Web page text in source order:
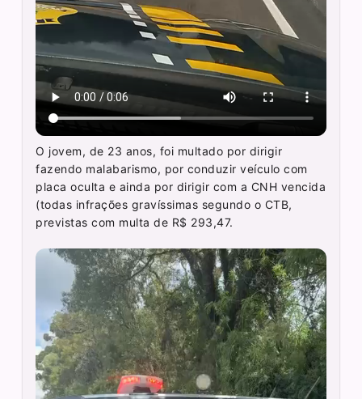
O jovem, de 23 anos, foi multado por dirigir
fazendo malabarismo, por conduzir veículo com
placa oculta e ainda por dirigir com a CNH vencida
(todas infrações gravíssimas segundo o CTB,
previstas com multa de R$ 293,47.